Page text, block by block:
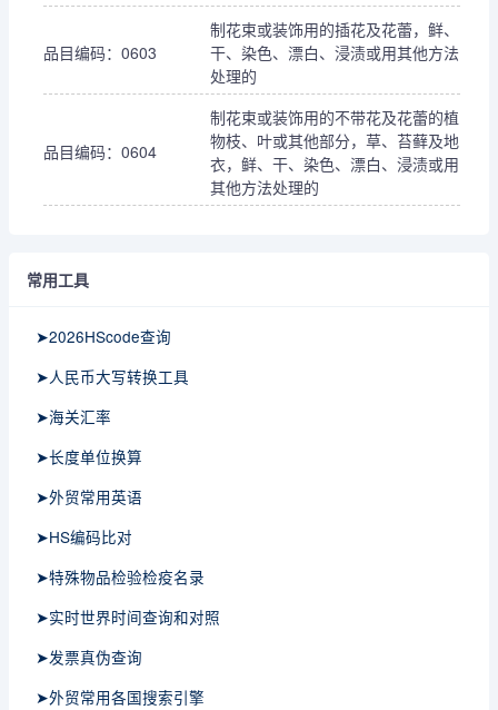
品目编码：0603
制花束或装饰用的插花及花蕾，鲜、
干、染色、漂白、浸渍或用其他方法
处理的
品目编码：0604
制花束或装饰用的不带花及花蕾的植
物枝、叶或其他部分，草、苔藓及地
衣，鲜、干、染色、漂白、浸渍或用
其他方法处理的
常用工具
➤2026HScode查询
➤人民币大写转换工具
➤海关汇率
➤长度单位换算
➤外贸常用英语
➤HS编码比对
➤特殊物品检验检疫名录
➤实时世界时间查询和对照
➤发票真伪查询
➤外贸常用各国搜索引擎